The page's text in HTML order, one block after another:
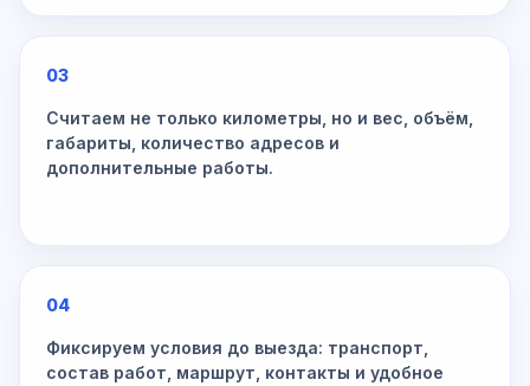
03
Считаем не только километры, но и вес, объём,
габариты, количество адресов и
дополнительные работы.
04
Фиксируем условия до выезда: транспорт,
состав работ, маршрут, контакты и удобное